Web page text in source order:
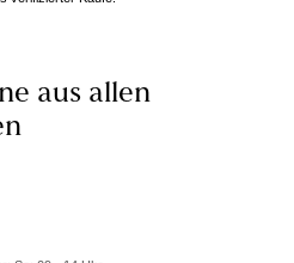
aus allen